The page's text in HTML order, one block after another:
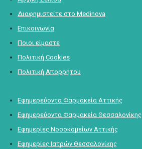
Διαφημιστείτε στο Medinova
Επικοινωνία
Ποιοι είμαστε
Πολιτική Cookies
Πολιτική Απορρήτου
Εφημερεύοντα Φαρμακεία Αττικής
Εφημερεύοντα Φαρμακεία Θεσσαλονίκης
Εφημερίες Νοσοκομείων Αττικής
Εφημερίες Ιατρών Θεσσαλονίκης